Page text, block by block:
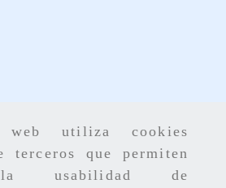
utiliza cookies
terceros que permiten
usabilidad de